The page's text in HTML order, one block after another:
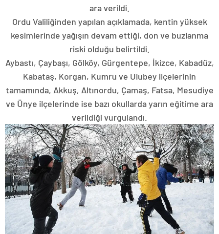
ara verildi.
Ordu Valiliğinden yapılan açıklamada, kentin yüksek
kesimlerinde yağışın devam ettiği, don ve buzlanma
riski olduğu belirtildi.
Aybastı, Çaybaşı, Gölköy, Gürgentepe, İkizce, Kabadüz,
Kabataş, Korgan, Kumru ve Ulubey ilçelerinin
tamamında, Akkuş, Altınordu, Çamaş, Fatsa, Mesudiye
ve Ünye ilçelerinde ise bazı okullarda yarın eğitime ara
verildiği vurgulandı.